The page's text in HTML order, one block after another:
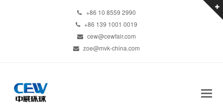
+86 10 8559 2990
+86 139 1001 0019
cew@cewfair.com
zoe@mvk-china.com